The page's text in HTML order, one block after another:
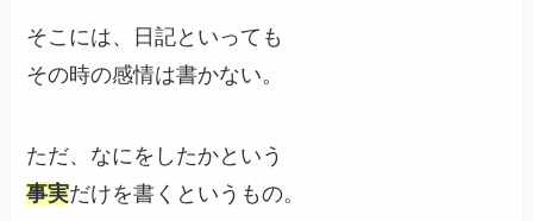
そこには、日記といっても
その時の感情は書かない。
ただ、なにをしたかという
事実だけを書くというもの。